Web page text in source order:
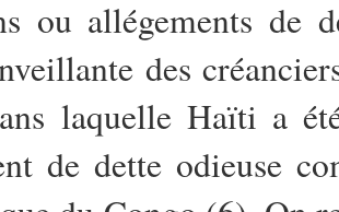
ou allégements de
des
laquelle Haïti a
de dette odieuse